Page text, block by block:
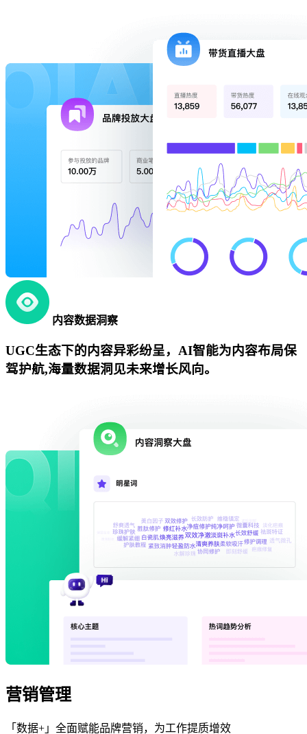
内容数据洞察
UGC生态下的内容异彩纷呈，AI智能为内容布局保
驾护航,海量数据洞见未来增长风向。
营销管理
「数据+」全面赋能品牌营销，为工作提质增效